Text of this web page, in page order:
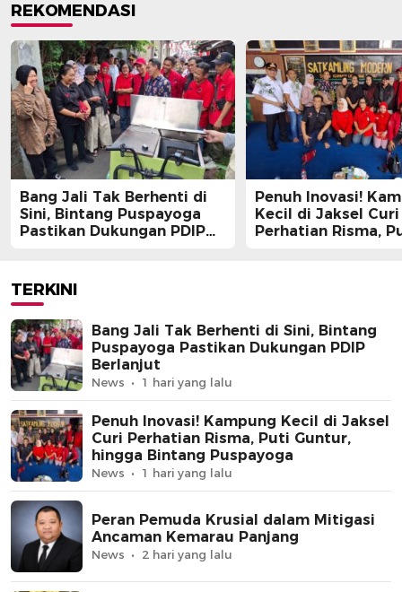
REKOMENDASI
Bang Jali Tak Berhenti di
Sini, Bintang Puspayoga
Pastikan Dukungan PDIP
Penuh Inovasi!
Kecil di Jaksel Curi
Perhatian Risma,
TERKINI
Bang Jali Tak Berhenti di Sini, Bintang
Puspayoga Pastikan Dukungan PDIP
Berlanjut
News 1 hari yang lalu
Penuh Inovasi! Kampung Kecil di Jaksel
Curi Perhatian Risma, Puti Guntur,
hingga Bintang Puspayoga
News 1 hari yang lalu
Peran Pemuda Krusial dalam Mitigasi
Ancaman Kemarau Panjang
News 2 hari yang lalu